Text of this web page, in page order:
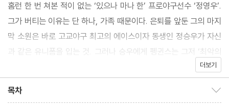
홈런 한 번 쳐본 적이 없는 ‘있으나 마나 한’ 프로야구선수 ‘정영우’.
그가 버티는 이유는 단 하나, 가족 때문이다. 은퇴를 앞둔 그의 마지
막 소원은 바로 고교야구 최고의 에이스이자 동생인 정승우가 자신
과 같은 유니폼을 입는 것. 그러나 승우에게 펭귄스는 그저 ‘최악의
팀’일 뿐이며, 자신의 미래를 걸기에 펭귄스 입단은 위험한 선택이
더보기
목차